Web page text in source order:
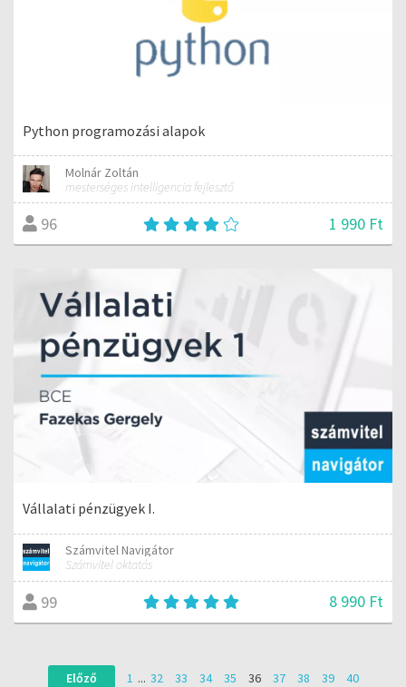
Python programozási alapok
Molnár Zoltán
mesterséges intelligencia fejlesztő
96 1 990 Ft
Vállalati pénzügyek I.
Számvitel Navigátor
Számvitel oktatás
99 8 990 Ft
Előző 1 ... 32 33 34 35 36 37 38 39
40